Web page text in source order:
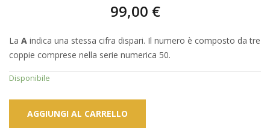
99,00 €
La A indica una stessa cifra dispari. Il numero è composto da tre
coppie comprese nella serie numerica 50.
Disponibile
AGGIUNGI AL CARRELLO